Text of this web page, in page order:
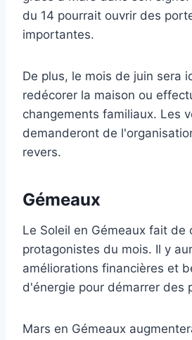
du 14 pourrait ouvrir des
importantes.
De plus, le mois de juin sera
redécorer la maison ou
changements familiaux. Les
demanderont de
revers.
Gémeaux
Le Soleil en Gémeaux fait de
protagonistes du mois. Il y
améliorations financières et
d'énergie pour démarrer des
Mars en Gémeaux